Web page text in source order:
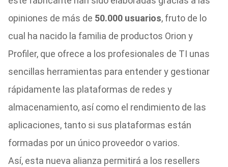
opiniones de más de 50.000 usuarios, fruto de lo
cual ha nacido la familia de productos Orion y
Profiler, que ofrece a los profesionales de TI unas
sencillas herramientas para entender y gestionar
rápidamente las plataformas de redes y
almacenamiento, así como el rendimiento de las
aplicaciones, tanto si sus plataformas están
formadas por un único proveedor o varios.
Así, esta nueva alianza permitirá a los resellers